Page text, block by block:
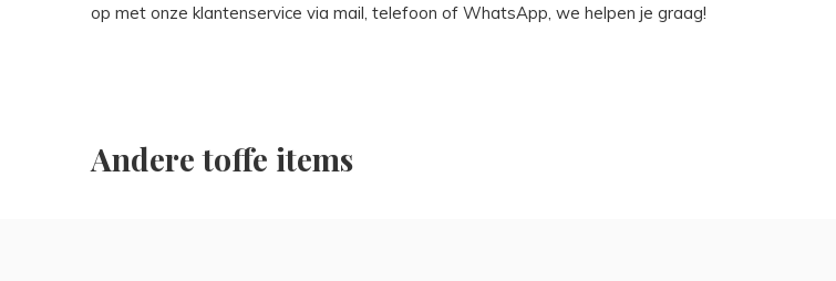
op met onze klantenservice via mail, telefoon of WhatsApp, we helpen je graag!
Andere toffe items